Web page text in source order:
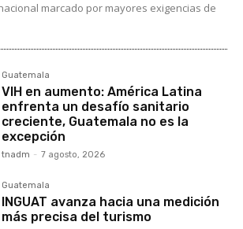
marcado por mayores exigencias de
Guatemala
VIH en aumento: América Latina
enfrenta un desafío sanitario
creciente, Guatemala no es la
excepción
tnadm - 7 agosto, 2026
Guatemala
INGUAT avanza hacia una medición
más precisa del turismo